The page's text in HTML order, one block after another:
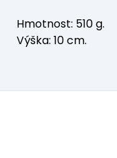
Hmotnost: 510 g.
Výška: 10 cm.